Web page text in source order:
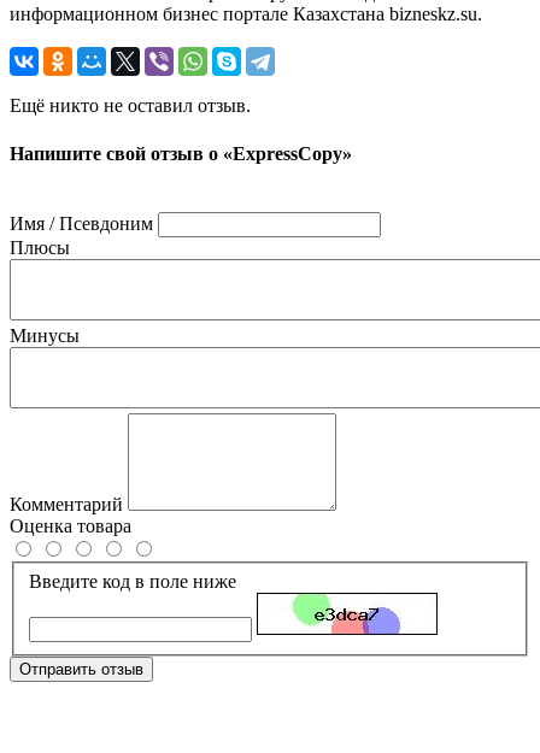
информационном бизнес портале Казахстана bizneskz.su.
Ещё никто не оставил отзыв.
Напишите свой отзыв о «ExpressCopy»
Имя / Псевдоним
Плюсы
Минусы
Комментарий
Оценка товара
Введите код в поле ниже
Отправить отзыв